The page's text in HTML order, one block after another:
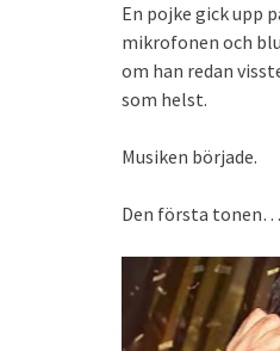
En pojke gick upp
mikrofonen och
om han redan
som helst.
Musiken började.
Den första